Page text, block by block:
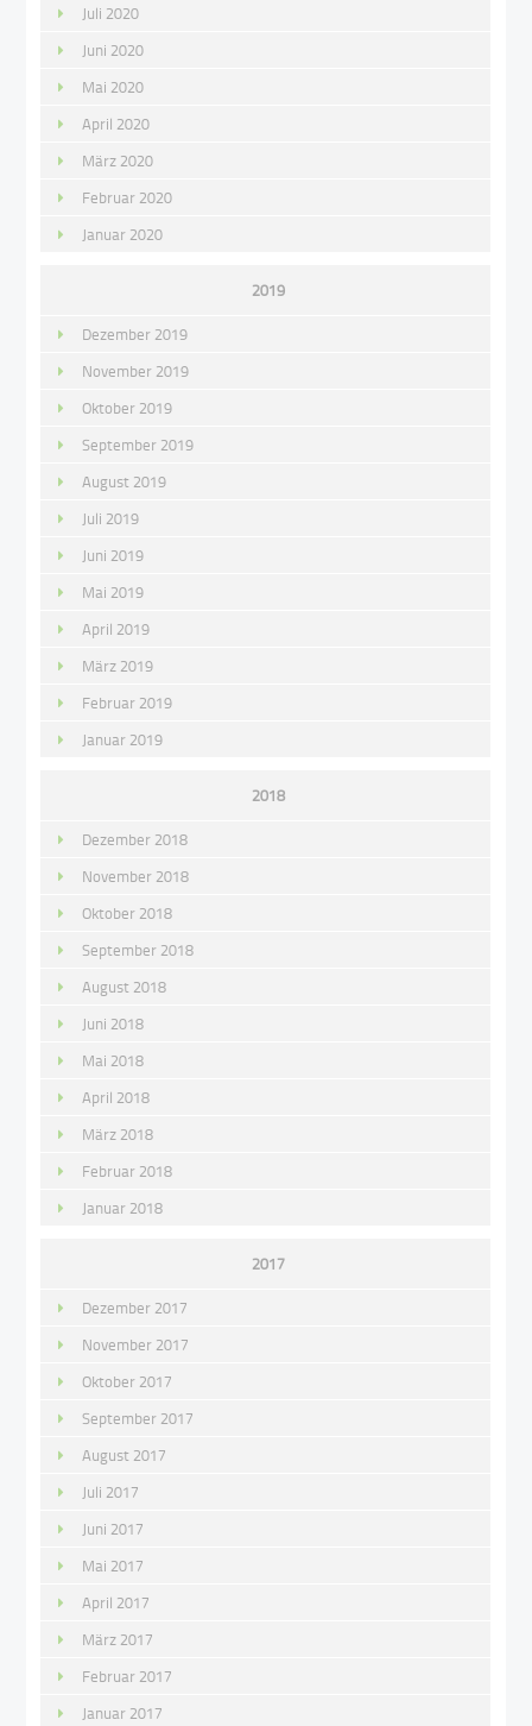
Juli 2020
Juni 2020
Mai 2020
April 2020
März 2020
Februar 2020
Januar 2020
2019
Dezember 2019
November 2019
Oktober 2019
September 2019
August 2019
Juli 2019
Juni 2019
Mai 2019
April 2019
März 2019
Februar 2019
Januar 2019
2018
Dezember 2018
November 2018
Oktober 2018
September 2018
August 2018
Juni 2018
Mai 2018
April 2018
März 2018
Februar 2018
Januar 2018
2017
Dezember 2017
November 2017
Oktober 2017
September 2017
August 2017
Juli 2017
Juni 2017
Mai 2017
April 2017
März 2017
Februar 2017
Januar 2017